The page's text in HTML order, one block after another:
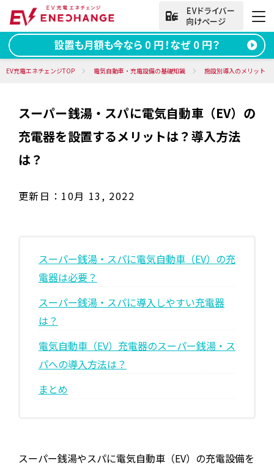
法人向けお問い合わせ
資料ダウンロード 無料お問い合わせ
電話をかける 050-2030-5702
法人向け
導入事例
EV・充電の基礎知識
設置・月額費用0円で導入できる理由
営業パートナー募集
セミナー情報
ブランドツールキット
EV充電エネチェンジTOP 電気自動車・充電設備の基礎知識 施設別導入のメリット
スーパー銭湯・スパに電気自動車（EV）の
充電器を設置するメリットは？導入方法
は？
更新日： 10月 13, 2022
スーパー銭湯・スパに電気自動車（EV）の充
電器は必要？
スーパー銭湯・スパに導入しやすい充電器
は？
電気自動車（EV）充電器のスーパー銭湯・ス
パへの導入方法は？
まとめ
スーパー銭湯やスパに電気自動車（EV）の充電設備を